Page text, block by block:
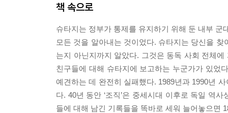
책 속으로
슈타지는 정부가 통제를 유지하기 위해 둔 내부
모든 것을 알아내는 것이었다. 슈타지는 당신을
는지 아닌지까지 알았다. 그것은 동독 사회 전체
친구들에 대해 슈타지에 보고하는 누군가가 있었
예견하는 데 완전히 실패했다. 1989년과 1990년
다. 40년 동안 ‘조직’은 중세시대 이후로 독일 역
들에 대해 남긴 기록들을 똑바로 세워 늘어놓으면